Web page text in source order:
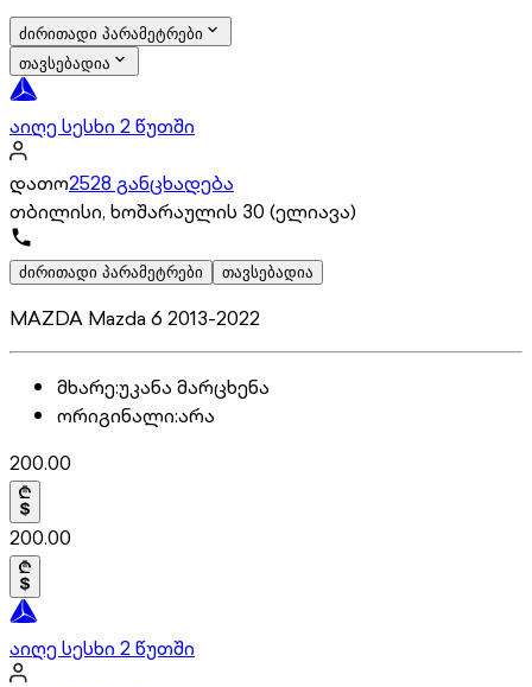
ძირითადი პარამეტრები
თავსებადია
აიღე სესხი 2 წუთში
დათო2528 განცხადება
თბილისი, ხოშარაულის 30 (ელიავა)
ძირითადი პარამეტრები თავსებადია
MAZDA Mazda 6 2013-2022
მხარე:უკანა მარცხენა
ორიგინალი:არა
200.00
200.00
აიღე სესხი 2 წუთში